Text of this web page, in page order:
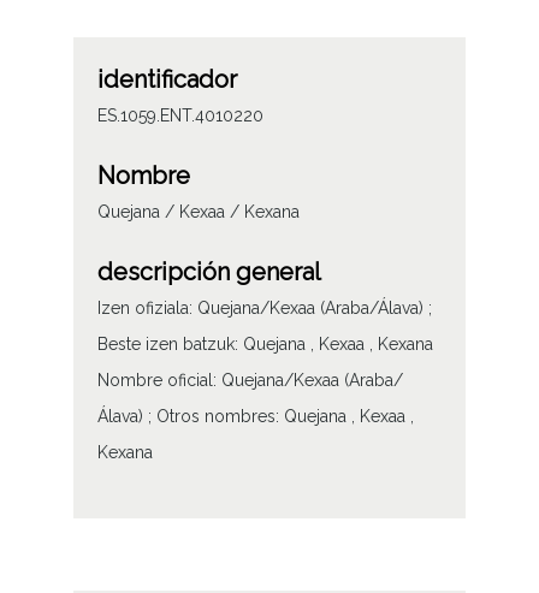
identificador
ES.1059.ENT.4010220
Nombre
Quejana / Kexaa / Kexana
descripción general
Izen ofiziala: Quejana/Kexaa (Araba/Álava) ;
Beste izen batzuk: Quejana , Kexaa , Kexana
Nombre oficial: Quejana/Kexaa (Araba/
Álava) ; Otros nombres: Quejana , Kexaa ,
Kexana